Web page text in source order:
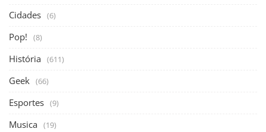
Cidades (6)
Pop! (8)
História (611)
Geek (66)
Esportes (9)
Musica (19)